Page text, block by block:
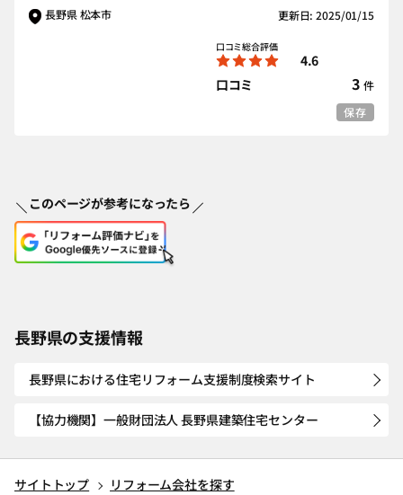
長野県 松本市 更新日: 2025/01/15
口コミ総合評価
4.6
口コミ
3 件
保存
このページが参考になったら
長野県の支援情報
長野県における住宅リフォーム支援制度検索サイト
【協力機関】一般財団法人 長野県建築住宅センター
サイトトップ
リフォーム会社を探す